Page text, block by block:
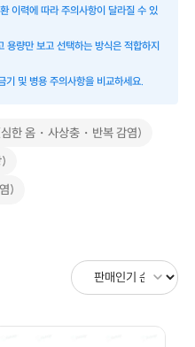
이력에 따라 주의사항이 달라질 수 있
용량만 보고 선택하는 방식은 적합하지
및 병용 주의사항을 비교하세요.
한 옴・사상충・반복 감염)
)